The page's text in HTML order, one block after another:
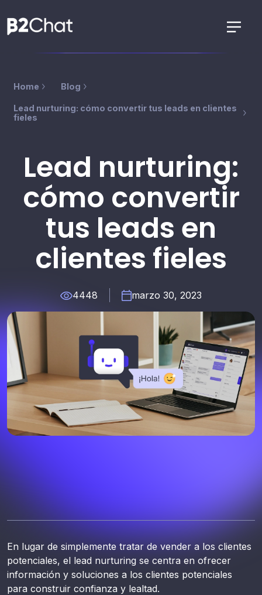
Home Blog
Lead nurturing: cómo convertir tus leads en clientes
fieles
Lead nurturing:
cómo convertir
tus leads en
clientes fieles
4448 marzo 30, 2023
En lugar de simplemente tratar de vender a los clientes
potenciales, el lead nurturing se centra en ofrecer
información y soluciones a los clientes potenciales
para construir confianza y lealtad.